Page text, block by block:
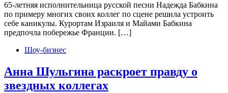
65-летняя исполнительница русской песни Надежда Бабкина
по примеру многих своих коллег по сцене решила устроить
себе каникулы. Курортам Израиля и Майами Бабкина
предпочла побережье Франции. […]
Шоу-бизнес
Анна Шульгина раскроет правду о
звездных коллегах